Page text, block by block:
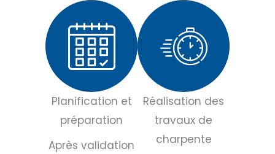
Planification et
préparation
Après validation
Réalisation des
travaux de
charpente